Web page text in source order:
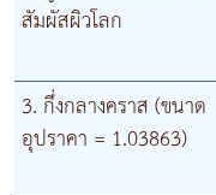
สัมผัสผิวโลก
3. กึ่งกลางคราส (ขนาด
อุปราคา = 1.03863)